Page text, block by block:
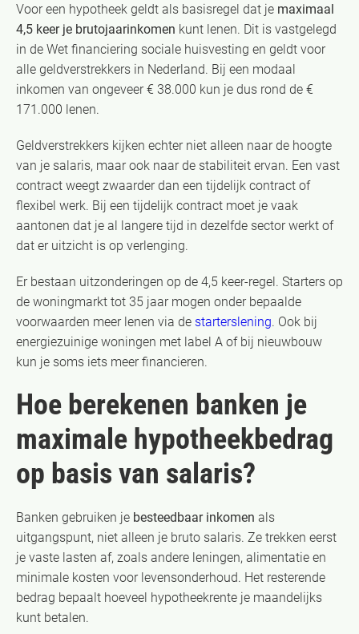
Voor een hypotheek geldt als basisregel dat je maximaal
4,5 keer je brutojaarinkomen kunt lenen. Dit is vastgelegd
in de Wet financiering sociale huisvesting en geldt voor
alle geldverstrekkers in Nederland. Bij een modaal
inkomen van ongeveer € 38.000 kun je dus rond de €
171.000 lenen.
Geldverstrekkers kijken echter niet alleen naar de hoogte
van je salaris, maar ook naar de stabiliteit ervan. Een vast
contract weegt zwaarder dan een tijdelijk contract of
flexibel werk. Bij een tijdelijk contract moet je vaak
aantonen dat je al langere tijd in dezelfde sector werkt of
dat er uitzicht is op verlenging.
Er bestaan uitzonderingen op de 4,5 keer-regel. Starters op
de woningmarkt tot 35 jaar mogen onder bepaalde
voorwaarden meer lenen via de starterslening. Ook bij
energiezuinige woningen met label A of bij nieuwbouw
kun je soms iets meer financieren.
Hoe berekenen banken je
maximale hypotheekbedrag
op basis van salaris?
Banken gebruiken je besteedbaar inkomen als
uitgangspunt, niet alleen je bruto salaris. Ze trekken eerst
je vaste lasten af, zoals andere leningen, alimentatie en
minimale kosten voor levensonderhoud. Het resterende
bedrag bepaalt hoeveel hypotheekrente je maandelijks
kunt betalen.